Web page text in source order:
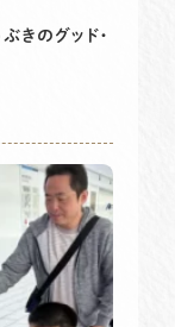
きのグッド・